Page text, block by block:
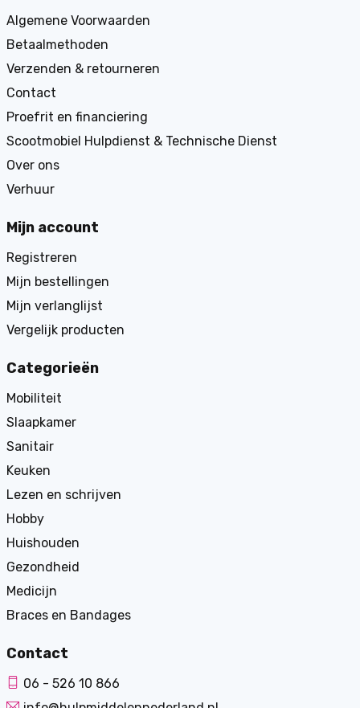
Algemene Voorwaarden
Betaalmethoden
Verzenden & retourneren
Contact
Proefrit en financiering
Scootmobiel Hulpdienst & Technische Dienst
Over ons
Verhuur
Mijn account
Registreren
Mijn bestellingen
Mijn verlanglijst
Vergelijk producten
Categorieën
Mobiliteit
Slaapkamer
Sanitair
Keuken
Lezen en schrijven
Hobby
Huishouden
Gezondheid
Medicijn
Braces en Bandages
Contact
06 - 526 10 866